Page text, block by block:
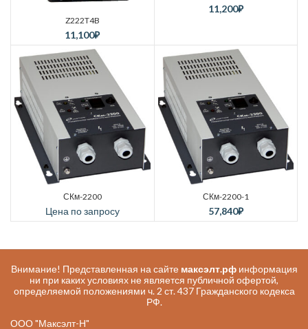
Z222T4B
11,100₽
11,200₽
СКм-2200
Цена по запросу
СКм-2200-1
57,840₽
Внимание! Представленная на сайте максэлт.рфинформация
ни при каких условиях не является публичной офертой,
определяемой положениями ч. 2 ст. 437 Гражданского кодекса
РФ.
ООО "Максэлт-Н"